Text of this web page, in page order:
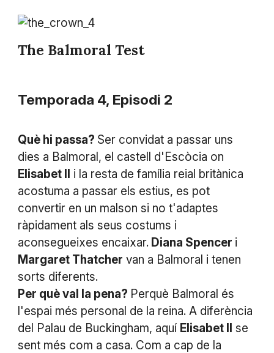
The Balmoral Test
Temporada 4, Episodi 2
Què hi passa? Ser convidat a passar uns
dies a Balmoral, el castell d'Escòcia on
Elisabet II i la resta de família reial britànica
acostuma a passar els estius, es pot
convertir en un malson si no t'adaptes
ràpidament als seus costums i
aconsegueixes encaixar.Diana Spencer i
Margaret Thatcher van a Balmoral i tenen
sorts diferents.
Per què val la pena? Perquè Balmoral és
l'espai més personal de la reina. A diferència
del Palau de Buckingham, aquí Elisabet II se
sent més com a casa. Com a cap de la